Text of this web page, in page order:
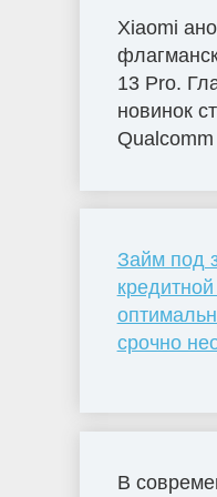
Xiaomi
13 Pro.
новинок
Займ под
срочно
В